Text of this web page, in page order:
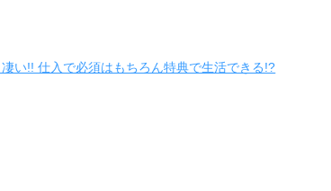
い!! 仕入で必須はもちろん特典で生活できる!?